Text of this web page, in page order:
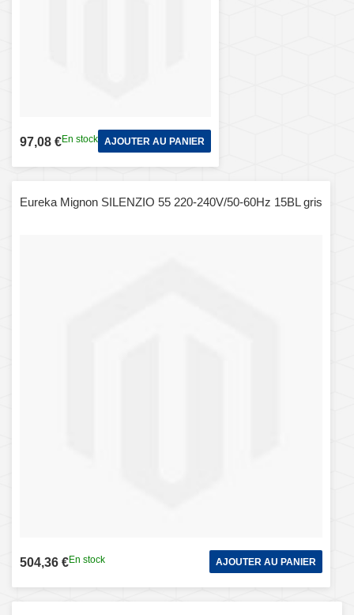
97,08 €En stock AJOUTER AU PANIER
Eureka Mignon SILENZIO 55 220-240V/50-60Hz 15BL gris
504,36 €En stock AJOUTER AU PANIER